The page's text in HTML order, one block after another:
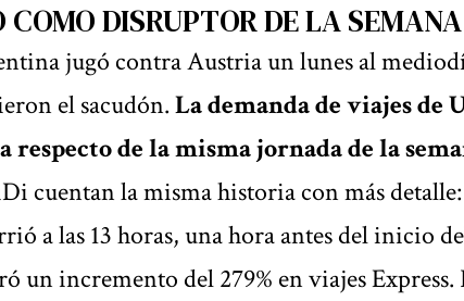
COMO DISRUPTOR DE LA SEMANA
jugó contra Austria un lunes al
el sacudón.La demanda de viajes de
respecto de la misma jornada de la
cuentan la misma historia con más
a las 13 horas, una hora antes del inicio
un incremento del 279% en viajes Express.